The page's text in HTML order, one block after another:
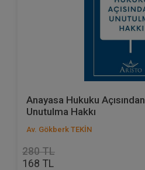
Anayasa Hukuku Açısından
Unutulma Hakkı
Av. Gökberk TEKİN
280 TL
168 TL